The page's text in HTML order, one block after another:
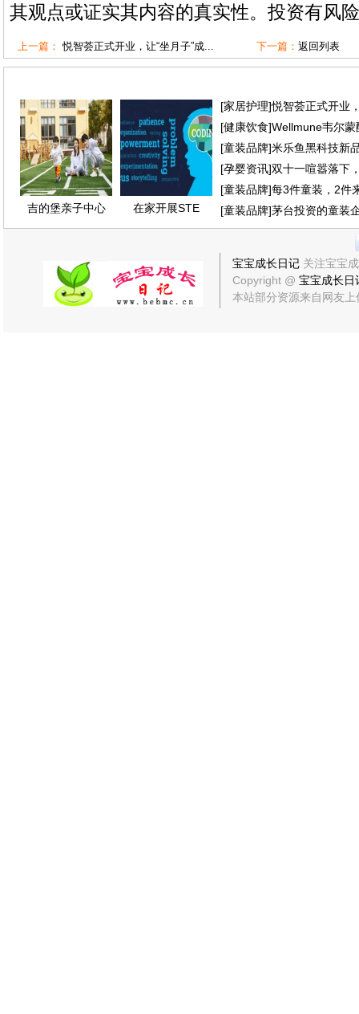
其观点或证实其内容的真实性。投资有风
上一篇：悦智荟正式开业，让“坐月子”成... 下一篇： 返回列表
吉的堡亲子中心 在家开展STE
[家居护理]悦智荟正式开业
[健康饮食]Wellmune韦尔
[童装品牌]米乐鱼黑科技新
[孕婴资讯]双十一喧嚣落下
[童装品牌]每3件童装，2件
[童装品牌]茅台投资的童装
宝宝成长日记 关注宝宝
Copyright @ 宝宝成长日
本站部分资源来自网友